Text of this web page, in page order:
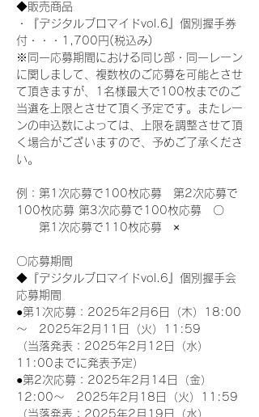
◆販売商品
・『デジタルブロマイドvol.6』個別握手券
付・・・1,700円(税込み)
※同一応募期間における同じ部・同一レーン
に関しまして、複数枚のご応募を可能とさせ
て頂きますが、1名様最大で100枚までのご
当選を上限とさせて頂く予定です。またレー
ンの申込数によっては、上限を調整させて頂
く場合がございますので、予めご了承くださ
い。
例：第1次応募で100枚応募　第2次応募で
100枚応募 第3次応募で100枚応募　〇
第1次応募で110枚応募　×
〇応募期間
◆『デジタルブロマイドvol.6』個別握手会
応募期間
●第1次応募：2025年2月6日（木）18:00
～　2025年2月11日（火）11:59
（当落発表：2025年2月12日（水）
11:00までに発表予定）
●第2次応募：2025年2月14日（金）
12:00～　2025年2月18日（火）11:59
（当落発表：2025年2月19日（水）